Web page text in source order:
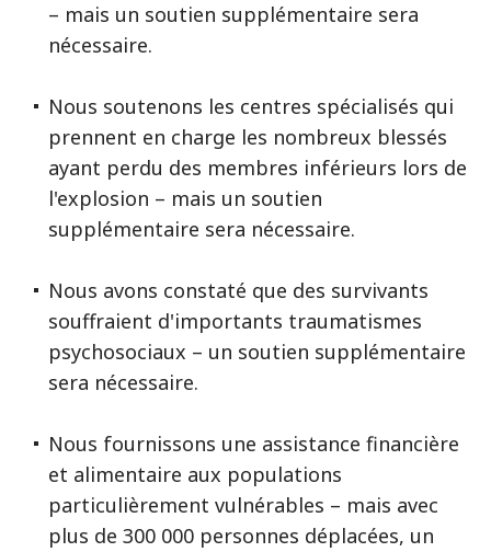
– mais un soutien supplémentaire sera
nécessaire.
Nous soutenons les centres spécialisés qui
prennent en charge les nombreux blessés
ayant perdu des membres inférieurs lors de
l'explosion – mais un soutien
supplémentaire sera nécessaire.
Nous avons constaté que des survivants
souffraient d'importants traumatismes
psychosociaux – un soutien supplémentaire
sera nécessaire.
Nous fournissons une assistance financière
et alimentaire aux populations
particulièrement vulnérables – mais avec
plus de 300 000 personnes déplacées, un